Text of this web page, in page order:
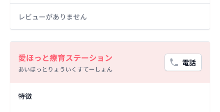
レビューがありません
愛ほっと療育ステーション
あいほっとりょういくすてーしょん
電話
特徴